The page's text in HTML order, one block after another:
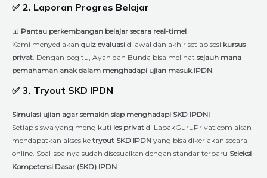
✅ 2. Laporan Progres Belajar
📊 Pantau perkembangan belajar secara real-time!
Kami menyediakan quiz evaluasi di awal dan akhir setiap sesi kursus
privat . Dengan begitu, Ayah dan Bunda bisa melihat sejauh mana
pemahaman anak dalam menghadapi ujian masuk IPDN
✅ 3. Tryout SKD IPDN
Simulasi ujian agar semakin siap menghadapi SKD IPDN!
Setiap siswa yang mengikuti les privat di LapakGuruPrivat.com akan
mendapatkan akses ke tryout SKD IPDN yang bisa dikerjakan secara
online. Soal-soalnya sudah disesuaikan dengan standar terbaru Seleksi
Kompetensi Dasar (SKD) IPDN